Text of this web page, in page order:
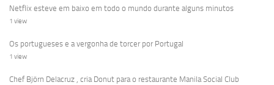
Netflix esteve em baixo em todo o mundo durante alguns minutos
1 view
Os portugueses e a vergonha de torcer por Portugal
1 view
Chef Björn Delacruz , cria Donut para o restaurante Manila Social Club